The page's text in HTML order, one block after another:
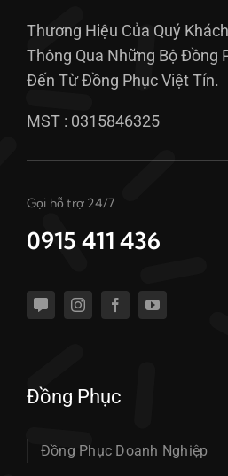
Thương Hiệu Của Quý
Thông Qua Những Bộ Đồng
Đến Từ Đồng Phục Việt Tín.
MST : 0315846325
Gọi hỗ trợ 24/7
0915 411 436
Đồng Phục
Đồng Phục Doanh Nghiệp